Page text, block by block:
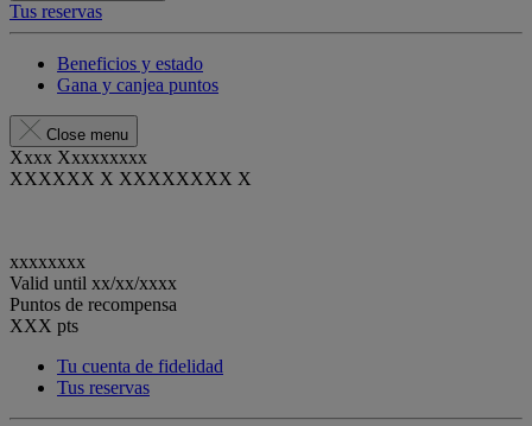
Tus reservas
Beneficios y estado
Gana y canjea puntos
Close menu
Xxxx Xxxxxxxxx
XXXXXX X XXXXXXXX X
xxxxxxxx
Valid until xx/xx/xxxx
Puntos de recompensa
XXX pts
Tu cuenta de fidelidad
Tus reservas